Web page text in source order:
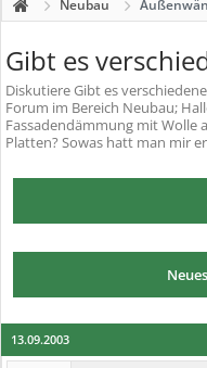
Neubau
Gibt es
DiskutiereGibt es
Forum im Bereich Neubau;
Fassadendämmung mit Wolle
Platten? Sowas hatt man mir
13.09.2003